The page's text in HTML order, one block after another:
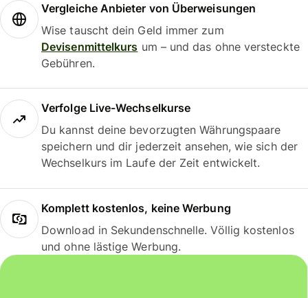
Vergleiche Anbieter von Überweisungen
Wise tauscht dein Geld immer zum
Devisenmittelkurs um – und das ohne versteckte
Gebühren.
Verfolge Live-Wechselkurse
Du kannst deine bevorzugten Währungspaare
speichern und dir jederzeit ansehen, wie sich der
Wechselkurs im Laufe der Zeit entwickelt.
Komplett kostenlos, keine Werbung
Download in Sekundenschnelle. Völlig kostenlos
und ohne lästige Werbung.